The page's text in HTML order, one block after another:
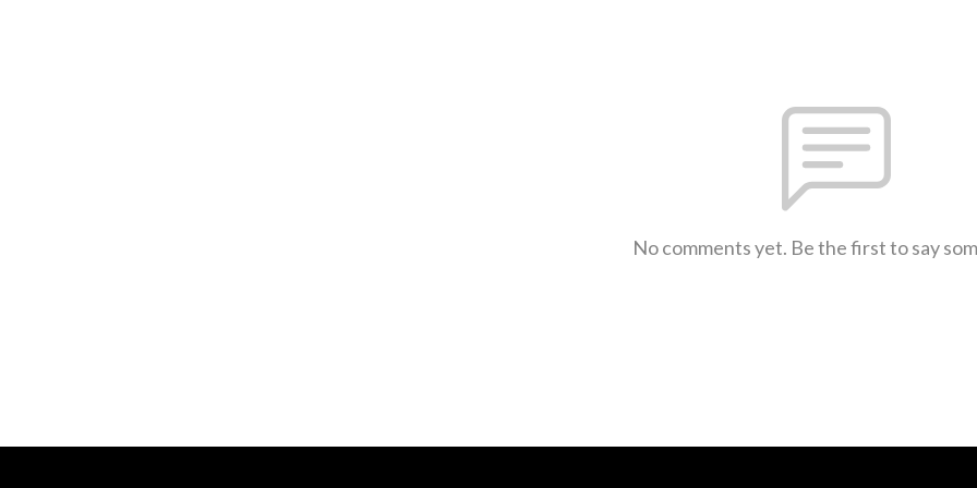
No comments yet. Be the first to say